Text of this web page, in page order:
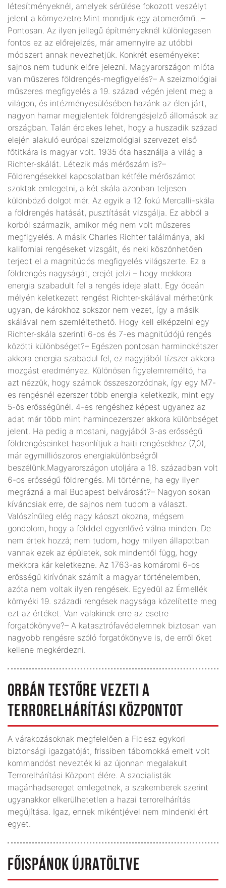
létesítményeknél, amelyek sérülése fokozott veszélyt
jelent a környezetre.Mint mondjuk egy atomerőmű...–
Pontosan. Az ilyen jellegű építményeknél különlegesen
fontos ez az előrejelzés, már amennyire az utóbbi
módszert annak nevezhetjük. Konkrét eseményeket
sajnos nem tudunk előre jelezni. Magyarországon mióta
van műszeres földrengés-megfigyelés?– A szeizmológiai
műszeres megfigyelés a 19. század végén jelent meg a
világon, és intézményesülésében hazánk az élen járt,
nagyon hamar megjelentek földrengésjelző állomások az
országban. Talán érdekes lehet, hogy a huszadik század
elején alakuló európai szeizmológiai szervezet első
főtitkára is magyar volt. 1935 óta használja a világ a
Richter-skálát. Létezik más mérőszám is?–
Földrengésekkel kapcsolatban kétféle mérőszámot
szoktak emlegetni, a két skála azonban teljesen
különböző dolgot mér. Az egyik a 12 fokú Mercalli-skála
a földrengés hatását, pusztítását vizsgálja. Ez abból a
korból származik, amikor még nem volt műszeres
megfigyelés. A másik Charles Richter találmánya, aki
kaliforniai rengéseket vizsgált, és neki köszönhetően
terjedt el a magnitúdós megfigyelés világszerte. Ez a
földrengés nagyságát, erejét jelzi – hogy mekkora
energia szabadult fel a rengés ideje alatt. Egy óceán
mélyén keletkezett rengést Richter-skálával mérhetünk
ugyan, de károkhoz sokszor nem vezet, így a másik
skálával nem szemléltethető. Hogy kell elképzelni egy
Richter-skála szerinti 6-os és 7-es magnitúdójú rengés
közötti különbséget?– Egészen pontosan harminckétszer
akkora energia szabadul fel, ez nagyjából tízszer akkora
mozgást eredményez. Különösen figyelemreméltó, ha
azt nézzük, hogy számok összeszorzódnak, így egy M7-
es rengésnél ezerszer több energia keletkezik, mint egy
5-ös erősségűnél. 4-es rengéshez képest ugyanez az
adat már több mint harmincezerszer akkora különbséget
jelent. Ha pedig a mostani, nagyjából 3-as erősségű
földrengéseinket hasonlítjuk a haiti rengésekhez (7,0),
már egymilliószoros energiakülönbségről
beszélünk.Magyarországon utoljára a 18. században volt
6-os erősségű földrengés. Mi történne, ha egy ilyen
megrázná a mai Budapest belvárosát?– Nagyon sokan
kíváncsiak erre, de sajnos nem tudom a választ.
Valószínűleg elég nagy káoszt okozna, mégsem
gondolom, hogy a földdel egyenlővé válna minden. De
nem értek hozzá; nem tudom, hogy milyen állapotban
vannak ezek az épületek, sok mindentől függ, hogy
mekkora kár keletkezne. Az 1763-as komáromi 6-os
erősségű kirívónak számít a magyar történelemben,
azóta nem voltak ilyen rengések. Egyedül az Érmellék
környéki 19. századi rengések nagysága közelítette meg
ezt az értéket. Van valakinek erre az esetre
forgatókönyve?– A katasztrófavédelemnek biztosan van
nagyobb rengésre szóló forgatókönyve is, de erről őket
kellene megkérdezni.
ORBÁN TESTŐRE VEZETI A
TERRORELHÁRÍTÁSI KÖZPONTOT
A várakozásoknak megfelelően a Fidesz egykori
biztonsági igazgatóját, frissiben tábornokká emelt volt
kommandóst nevezték ki az újonnan megalakult
Terrorelhárítási Központ élére. A szocialisták
magánhadsereget emlegetnek, a szakemberek szerint
ugyanakkor elkerülhetetlen a hazai terrorelhárítás
megújítása. Igaz, ennek mikéntjével nem mindenki ért
egyet.
FŐISPÁNOK ÚJRATÖLTVE